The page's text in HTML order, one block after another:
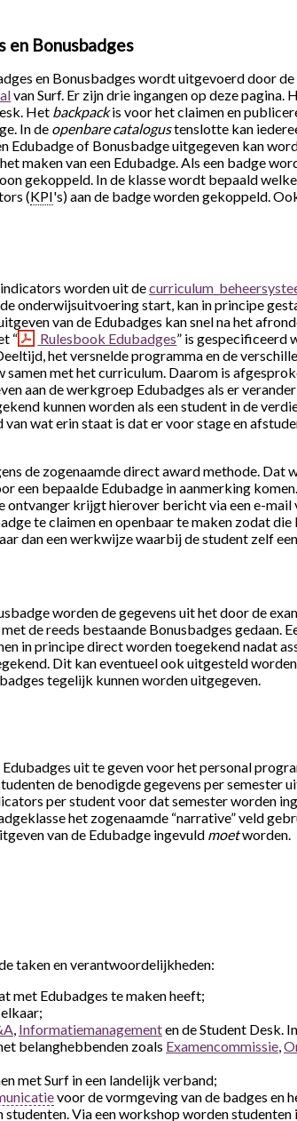
en Bonusbadges
en Bonusbadges wordt uitgevoerd door de
van Surf. Er zijn drie ingangen op deze pagina.
Het backpackis voor het claimen en
In de openbare catalogustenslotte kan
Edubadge of Bonusbadge uitgegeven kan
maken van een Edubadge. Als een badge
gekoppeld. In de klasse wordt bepaald
(KPI's) aan de badge worden gekoppeld.
worden uit de
onderwijsuitvoering start, kan in principe
van de Edubadges kan snel na het
“
Rulesbook Edubadges” is gespecificeerd
het versnelde programma en de
samen met het curriculum. Daarom is
aan de werkgroep Edubadges als er
kunnen worden als een student in de
wat erin staat is dat er voor stage en
de zogenaamde direct award methode. Dat
een bepaalde Edubadge in aanmerking
ontvanger krijgt hierover bericht via een e-
te claimen en openbaar te maken zodat
dan een werkwijze waarbij de student zelf
worden de gegevens uit het door de
de reeds bestaande Bonusbadges gedaan.
in principe direct worden toegekend nadat
Dit kan eventueel ook uitgesteld
tegelijk kunnen worden uitgegeven.
uit te geven voor het personal
de benodigde gegevens per semester
per student voor dat semester worden
het zogenaamde “narrative” veld
van de Edubadge ingevuld moetworden.
taken en verantwoordelijkheden:
met Edubadges te maken heeft;
Informatiemanagementen de Student Desk.
belanghebbenden zoals Examencommissie
met Surf in een landelijk verband;
voor de vormgeving van de badges en
Via een workshop worden studenten